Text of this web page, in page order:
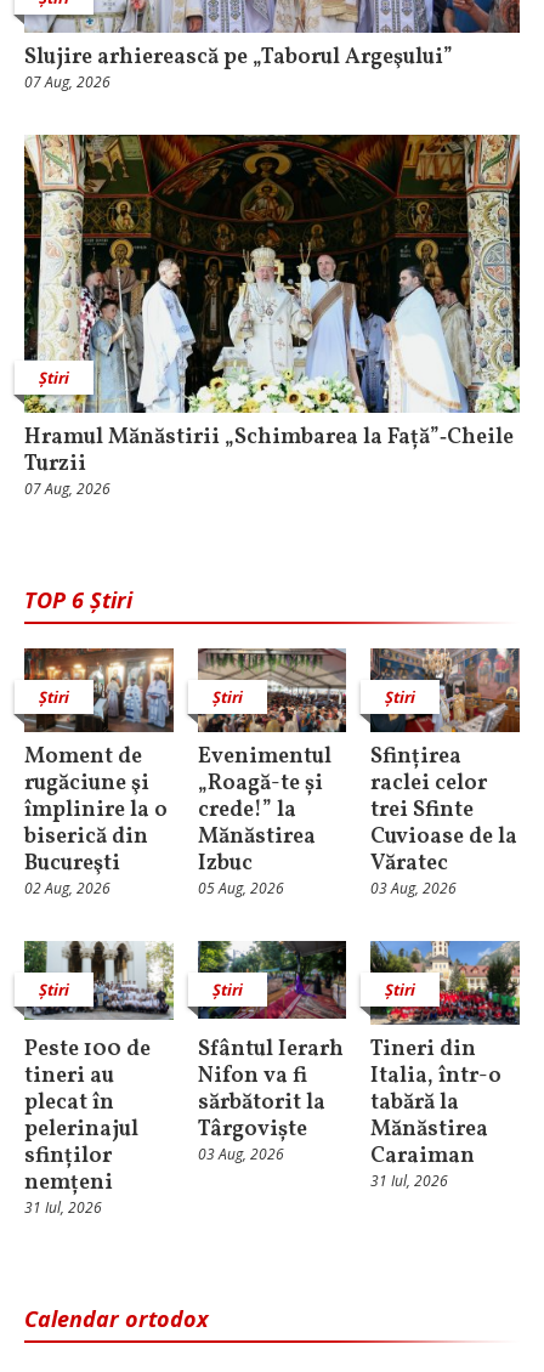
Slujire arhierească pe „Taborul Argeşului”
07 Aug, 2026
Știri
Hramul Mănăstirii „Schimbarea la Față”‑Cheile
Turzii
07 Aug, 2026
TOP 6 Știri
Știri
Moment de
rugăciune şi
împlinire la o
biserică din
Bucureşti
02 Aug, 2026
Știri
Evenimentul
„Roagă-te și
crede!” la
Mănăstirea
Izbuc
05 Aug, 2026
Știri
Sfințirea
raclei celor
trei Sfinte
Cuvioase de la
Văratec
03 Aug, 2026
Știri
Peste 100 de
tineri au
plecat în
pelerinajul
sfinților
nemțeni
31 Iul, 2026
Știri
Sfântul Ierarh
Nifon va fi
sărbătorit la
Târgoviște
03 Aug, 2026
Știri
Tineri din
Italia, într-o
tabără la
Mănăstirea
Caraiman
31 Iul, 2026
Calendar ortodox